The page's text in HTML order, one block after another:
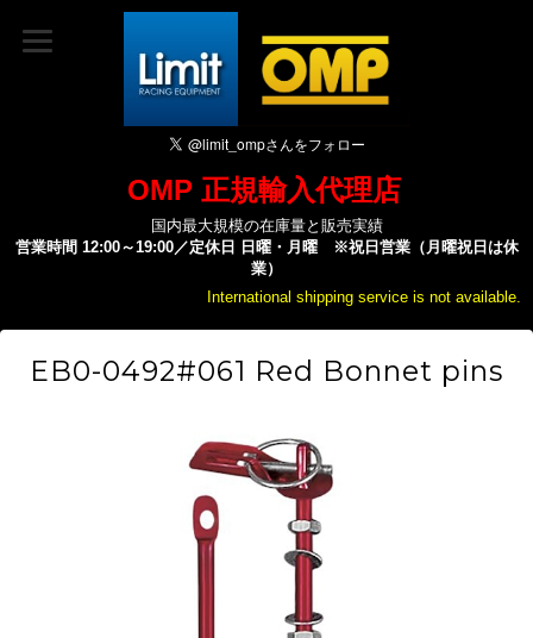
OMP 正規輸入代理店
国内最大規模の在庫量と販売実績
営業時間 12:00～19:00／定休日 日曜・月曜 ※祝日営業（月曜祝日は休
業）
International shipping service is not available.
EB0-0492#061 Red Bonnet pins